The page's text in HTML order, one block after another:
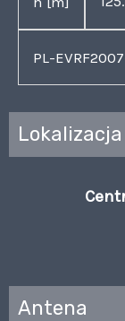
PL-
Lokalizacja
Antena